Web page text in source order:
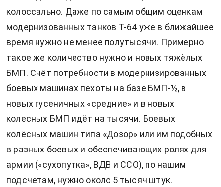
колоссально. Даже по самым общим оценкам
модернизованных танков Т-64 уже в ближайшее
время нужно не менее полутысячи. Примерно
такое же количество нужно и новых тяжёлых
БМП. Счёт потребности в модернизированных
боевых машинах пехоты на базе БМП-½, в
новых гусеничных «средние» и в новых
колесных БМП идёт на тысячи. Боевых
колёсных машин типа «Дозор» или им подобных
в разных боевых и обеспечивающих ролях для
армии («сухопутка», ВДВ и ССО), по нашим
подсчетам, нужно около 5 тысяч штук.